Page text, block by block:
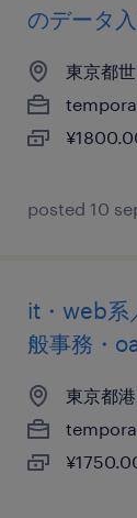
のデータ
東京都
posted 10
it・web系
般事務・
東京都